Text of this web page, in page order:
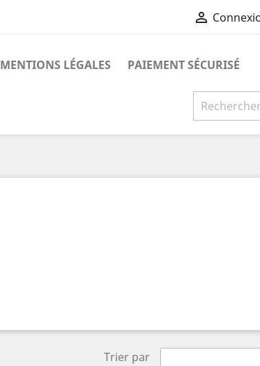

MENTIONS LÉGALES PAIEMENT SÉCURISÉ
Trier par